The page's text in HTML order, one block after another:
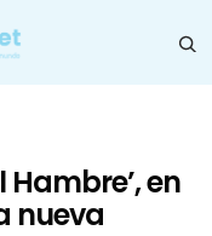
Hambre’, en
nueva